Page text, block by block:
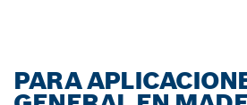
PARA